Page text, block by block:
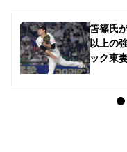
笘篠氏
以上の
ック東